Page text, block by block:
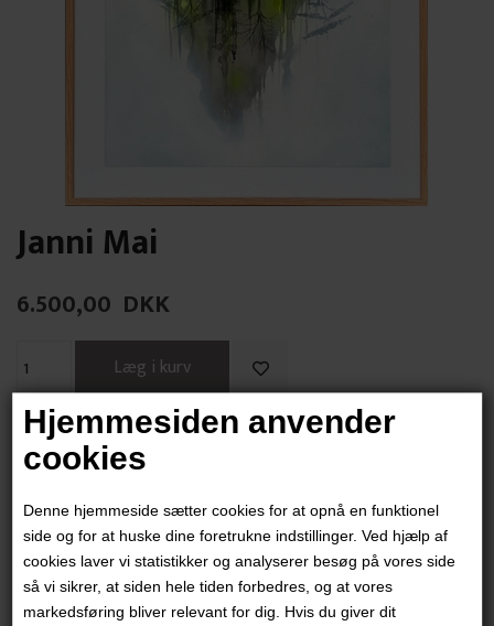
Hjemmesiden anvender
cookies
Denne hjemmeside sætter cookies for at opnå en funktionel
side og for at huske dine foretrukne indstillinger. Ved hjælp af
cookies laver vi statistikker og analyserer besøg på vores side
så vi sikrer, at siden hele tiden forbedres, og at vores
markedsføring bliver relevant for dig. Hvis du giver dit
Janni Mai
6.500,00 DKK
"Uden Titel"
Akvarel
Lys træglasramme med passe partout
PRODUKTBESKRIVELSE